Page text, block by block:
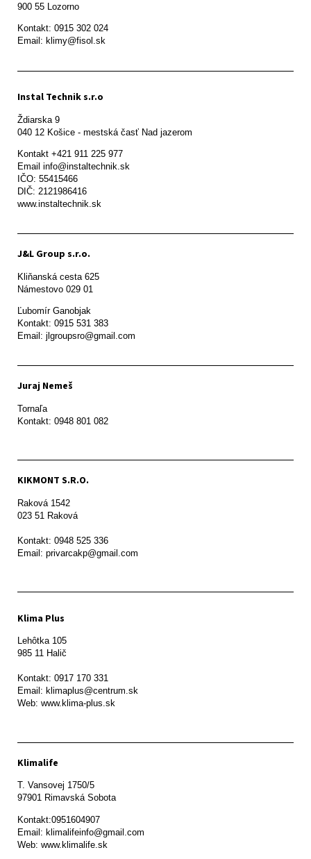
900 55 Lozorno
Kontakt: 0915 302 024
Email: klimy@fisol.sk
Instal Technik s.r.o
Ždiarska 9
Kontakt +421 911 225 977
Email info@instaltechnik.sk
IČO: 55415466
DIČ: 2121986416
www.instaltechnik.sk
J&L Group s.r.o.
Kliňanská cesta 625
Námestovo 029 01
Ľubomír Ganobjak
Kontakt: 0915 531 383
Email: jlgroupsro@gmail.com
Juraj Nemeš
Tornaľa
Kontakt: 0948 801 082
KIKMONT S.R.O.
Raková 1542
023 51 Raková
Kontakt: 0948 525 336
Email: privarcakp@gmail.com
Klima Plus
Lehôtka 105
985 11 Halič
Kontakt: 0917 170 331
Email: klimaplus@centrum.sk
Klimalife
T. Vansovej 1750/5
97901 Rimavská Sobota
Kontakt:0951604907
Email: klimalifeinfo@gmail.com
Web: www.klimalife.sk